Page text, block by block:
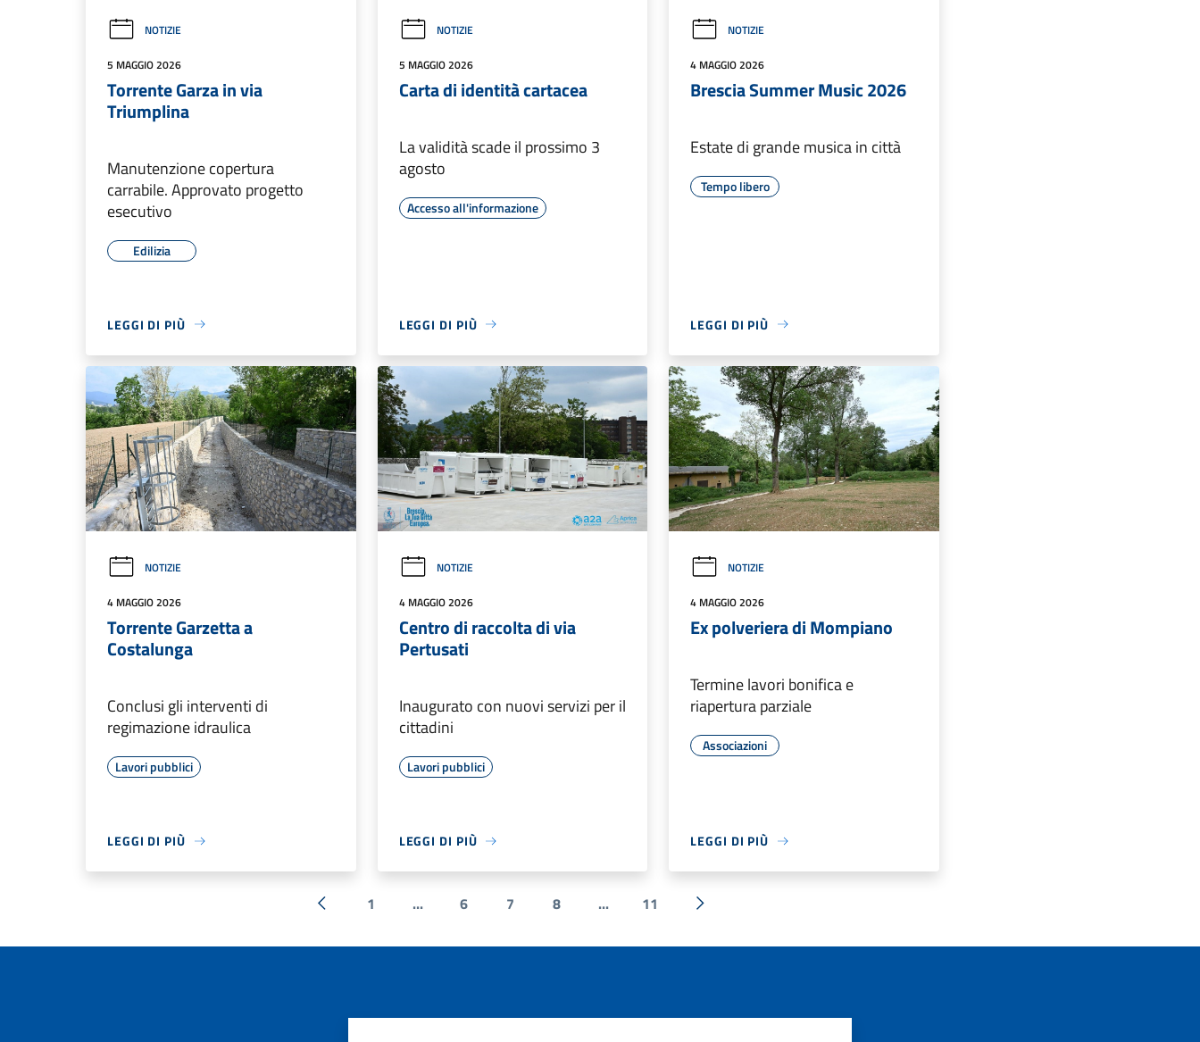
NOTIZIE
5 MAGGIO 2026
Torrente Garza in via
Triumplina
Manutenzione copertura
carrabile. Approvato progetto
esecutivo
Edilizia
LEGGI DI PIÙ
NOTIZIE
5 MAGGIO 2026
Carta di identità cartacea
La validità scade il prossimo 3
agosto
Accesso all'informazione
LEGGI DI PIÙ
NOTIZIE
4 MAGGIO 2026
Brescia Summer Music 2026
Estate di grande musica in città
Tempo libero
LEGGI DI PIÙ
NOTIZIE
4 MAGGIO 2026
Torrente Garzetta a
Costalunga
Conclusi gli interventi di
regimazione idraulica
Lavori pubblici
LEGGI DI PIÙ
NOTIZIE
4 MAGGIO 2026
Centro di raccolta di via
Pertusati
Inaugurato con nuovi servizi per il
cittadini
Lavori pubblici
LEGGI DI PIÙ
NOTIZIE
4 MAGGIO 2026
Ex polveriera di Mompiano
Termine lavori bonifica e
riapertura parziale
Associazioni
LEGGI DI PIÙ
« Precedente
1 ... 6 7 8 ... 11
Successiva »